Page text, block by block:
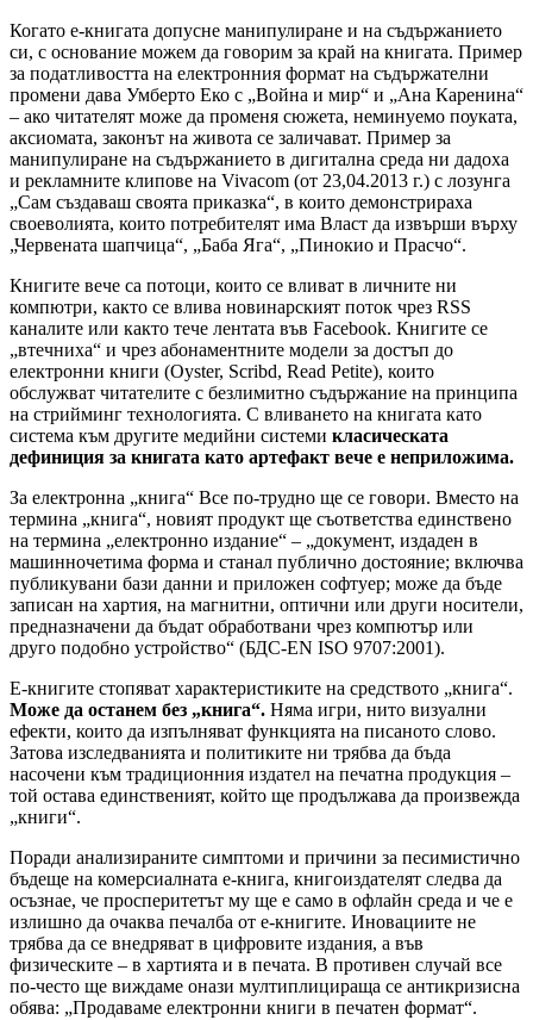
Когато е-книгата допусне манипулиране и на съдържанието
си, с основание можем да говорим за край на книгата. Пример
за податливостта на електронния формат на съдържателни
промени дава Умберто Еко с „Война и мир“ и „Ана Каренина“
– ако читателят може да променя сюжета, неминуемо поуката,
аксиомата, законът на живота се заличават. Пример за
манипулиране на съдържанието в дигитална среда ни дадоха
и рекламните клипове на Vivacom (от 23,04.2013 г.) с лозунга
„Сам създаваш своята приказка“, в които демонстрираха
своеволията, които потребителят има Власт да извърши върху
„Червената шапчица“, „Баба Яга“, „Пинокио и Прасчо“.
Книгите вече са потоци, които се вливат в личните ни
компютри, както се влива новинарският поток чрез RSS
каналите или както тече лентата във Facebook. Книгите се
„втечниха“ и чрез абонаментните модели за достъп до
електронни книги (Oyster, Scribd, Read Petite), които
обслужват читателите с безлимитно съдържание на принципа
на стрийминг технологията. С вливането на книгата като
система към другите медийни системи класическата
дефиниция за книгата като артефакт вече е неприложима.
За електронна „книга“ Все по-трудно ще се говори. Вместо на
термина „книга“, новият продукт ще съответства единствено
на термина „електронно издание“ – „документ, издаден в
машинночетима форма и станал публично достояние; включва
публикувани бази данни и приложен софтуер; може да бъде
записан на хартия, на магнитни, оптични или други носители,
предназначени да бъдат обработвани чрез компютър или
друго подобно устройство“ (БДС-EN ISO 9707:2001).
Е-книгите стопяват характеристиките на средството „книга“.
Може да останем без „книга“. Няма игри, нито визуални
ефекти, които да изпълняват функцията на писаното слово.
Затова изследванията и политиките ни трябва да бъда
насочени към традиционния издател на печатна продукция –
той остава единственият, който ще продължава да произвежда
„книги“.
Поради анализираните симптоми и причини за песимистично
бъдеще на комерсиалната е-книга, книгоиздателят следва да
осъзнае, че просперитетът му ще е само в офлайн среда и че е
излишно да очаква печалба от е-книгите. Иновациите не
трябва да се внедряват в цифровите издания, а във
физическите – в хартията и в печата. В противен случай все
по-често ще виждаме онази мултиплицираща се антикризисна
обява: „Продаваме електронни книги в печатен формат“.